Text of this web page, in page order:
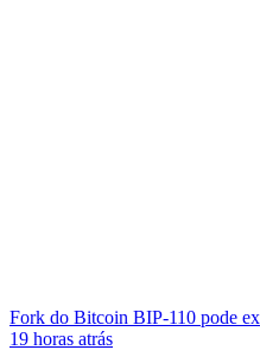
Fork do Bitcoin BIP-110 pode
19 horas atrás